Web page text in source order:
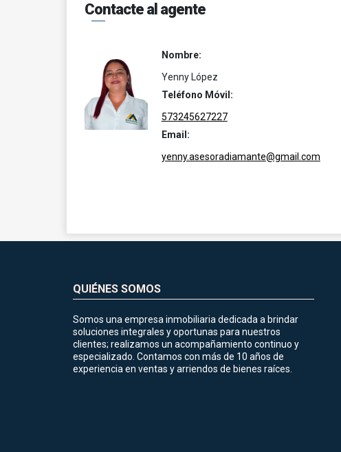
Contacte al agente
Nombre:
Yenny López
Teléfono Móvil:
573245627227
Email:
yenny.asesoradiamante@gmail.com
QUIÉNES SOMOS
Somos una empresa inmobiliaria dedicada a brindar
soluciones integrales y oportunas para nuestros
clientes; realizamos un acompañamiento continuo y
especializado. Contamos con más de 10 años de
experiencia en ventas y arriendos de bienes raíces.